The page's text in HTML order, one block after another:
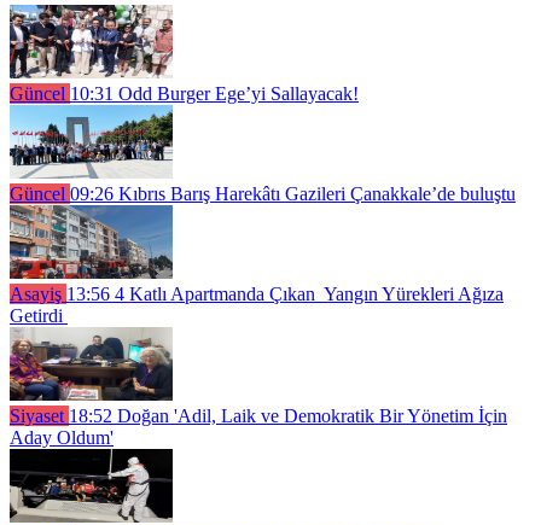
Güncel 10:31 Odd Burger Ege’yi Sallayacak!
Güncel 09:26 Kıbrıs Barış Harekâtı Gazileri Çanakkale’de buluştu
Asayiş 13:56 4 Katlı Apartmanda Çıkan Yangın Yürekleri Ağıza
Getirdi
Siyaset 18:52 Doğan 'Adil, Laik ve Demokratik Bir Yönetim İçin
Aday Oldum'